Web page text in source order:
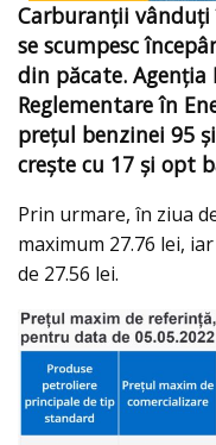
Carburanții
se scumpesc
din păcate.
Reglementare în
prețul benzinei 95
creşte cu 17 şi opt
Prin urmare, în ziua
maximum 27.76 lei,
de 27.56 lei.